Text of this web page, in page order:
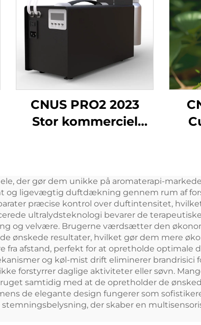
CNUS PRO2 2023
Stor kommerciel
luftfrisker Diffuser
Machine
Bil
der gør dem unikke på aromaterapi-
og ligevægtig duftdækning gennem rum af
præcise kontrol over duftintensitet,
ultralydsteknologi bevarer de
og velvære. Brugerne værdsætter den
ønskede resultater, hvilket gør dem mere
afstand, perfekt for at opretholde optimale
og køl-mist drift eliminerer brandrisici
forstyrrer daglige aktiviteter eller søvn.
samtidig med at de opretholder de
de elegante design fungerer som
der skaber en